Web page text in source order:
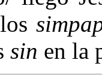
los
sin en la